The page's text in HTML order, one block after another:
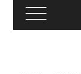
treści